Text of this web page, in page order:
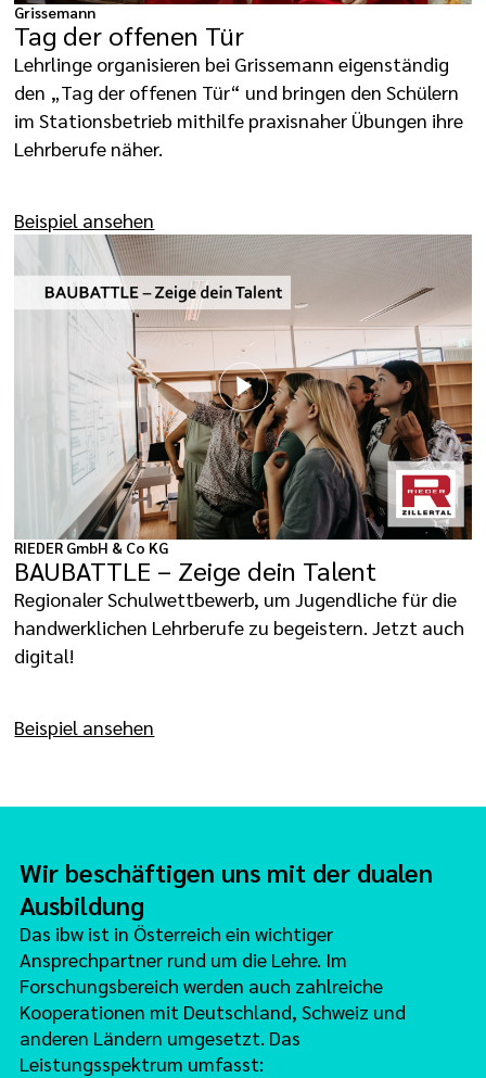
Grissemann
Tag der offenen Tür
Lehrlinge organisieren bei Grissemann eigenständig
den „Tag der offenen Tür“ und bringen den Schülern
im Stationsbetrieb mithilfe praxisnaher Übungen ihre
Lehrberufe näher.
Beispiel ansehen
RIEDER GmbH & Co KG
BAUBATTLE – Zeige dein Talent
Regionaler Schulwettbewerb, um Jugendliche für die
handwerklichen Lehrberufe zu begeistern. Jetzt auch
digital!
Beispiel ansehen
Wir beschäftigen uns mit der dualen
Ausbildung
Das ibw ist in Österreich ein wichtiger
Ansprechpartner rund um die Lehre. Im
Forschungsbereich werden auch zahlreiche
Kooperationen mit Deutschland, Schweiz und
anderen Ländern umgesetzt. Das
Leistungsspektrum umfasst: